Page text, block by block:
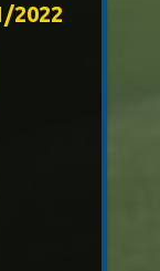
2022